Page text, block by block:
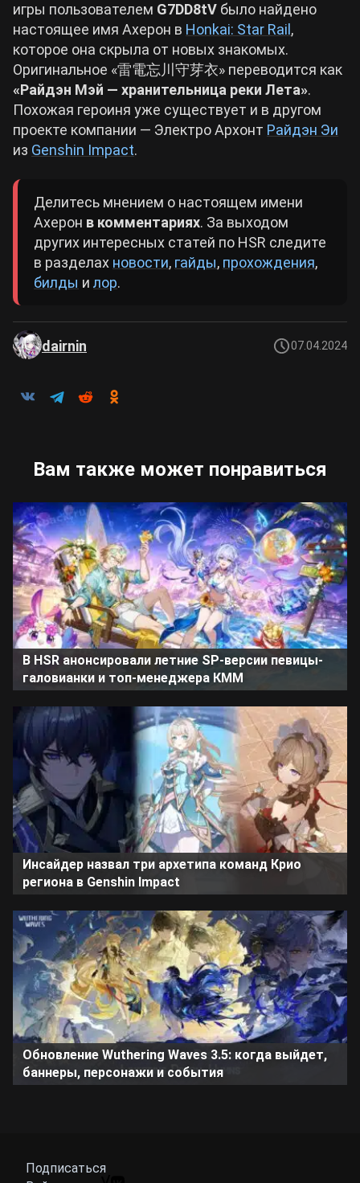
игры пользователем G7DD8tV было найдено
настоящее имя Ахерон в Honkai: Star Rail ,
которое она скрыла от новых знакомых.
Оригинальное «雷電忘川守芽衣» переводится как
«Райдэн Мэй — хранительница реки Лета».
Похожая героиня уже существует и в другом
проекте компании — Электро Архонт Райдэн Эи
из Genshin Impact.
Делитесь мнением о настоящем имени
Ахерон в комментариях. За выходом
других интересных статей по HSR следите
в разделах новости, гайды, прохождения,
билды и лор.
dairnin 07.04.2024
Вам также может понравиться
В HSR анонсировали летние SP-версии певицы-
галовианки и топ-менеджера КММ
Инсайдер назвал три архетипа команд Крио
региона в Genshin Impact
Обновление Wuthering Waves 3.5: когда выйдет,
баннеры, персонажи и события
Подписаться